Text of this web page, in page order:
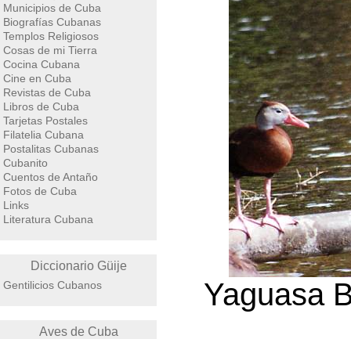
Municipios de Cuba
Biografías Cubanas
Templos Religiosos
Cosas de mi Tierra
Cocina Cubana
Cine en Cuba
Revistas de Cuba
Libros de Cuba
Tarjetas Postales
Filatelia Cubana
Postalitas Cubanas
Cubanito
Cuentos de Antaño
Fotos de Cuba
Links
Literatura Cubana
Diccionario Güije
Gentilicios Cubanos
Aves de Cuba
Yaguasa